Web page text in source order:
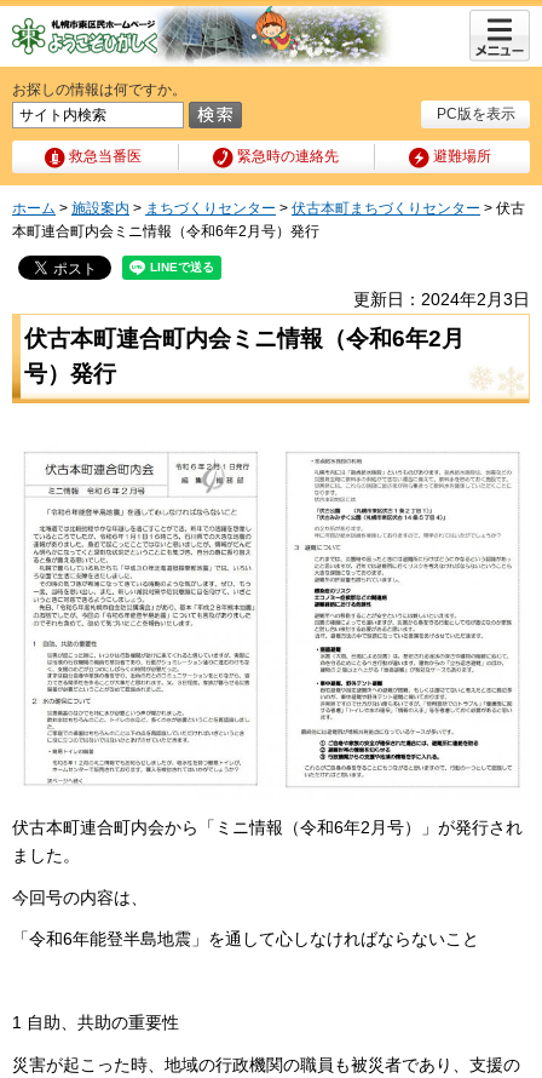
PC版を表示
お探しの情報は何ですか。
救急当番医 緊急時の連絡先 避難場所
メニュ
ー
ホーム > 施設案内 > まちづくりセンター > 伏古本町まちづくりセンター > 伏古
本町連合町内会ミニ情報（令和6年2月号）発行
更新日：2024年2月3日
伏古本町連合町内会ミニ情報（令和6年2月
号）発行
伏古本町連合町内会から「ミニ情報（令和6年2 月号）」が発行され
ました。
今回号の内容は、
「令和6年能登半島地震」を通して心しなければならないこと
1 自助、共助の重要性
災害が起こった時、地域の行政機関の職員も被災者であり、支援の